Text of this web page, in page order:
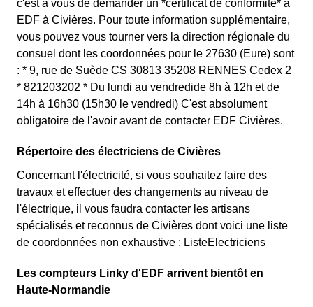
c'est à vous de demander un *certificat de conformité* à
EDF à Civières. Pour toute information supplémentaire,
vous pouvez vous tourner vers la direction régionale du
consuel dont les coordonnées pour le 27630 (Eure) sont
: * 9, rue de Suède CS 30813 35208 RENNES Cedex 2
* 821203202 * Du lundi au vendredide 8h à 12h et de
14h à 16h30 (15h30 le vendredi) C'est absolument
obligatoire de l'avoir avant de contacter EDF Civières.
Répertoire des électriciens de Civières
Concernant l'électricité, si vous souhaitez faire des
travaux et effectuer des changements au niveau de
l'électrique, il vous faudra contacter les artisans
spécialisés et reconnus de Civières dont voici une liste
de coordonnées non exhaustive : ListeElectriciens
Les compteurs Linky d'EDF arrivent bientôt en
Haute-Normandie